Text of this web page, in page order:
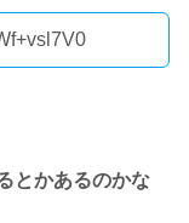
とかあるのかな